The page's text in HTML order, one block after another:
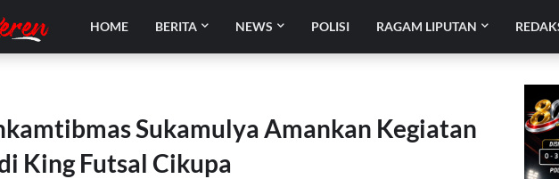
HOME BERITA NEWS POLISI RAGAM LIPUTAN
Sukamulya Amankan Kegiatan
King Futsal Cikupa